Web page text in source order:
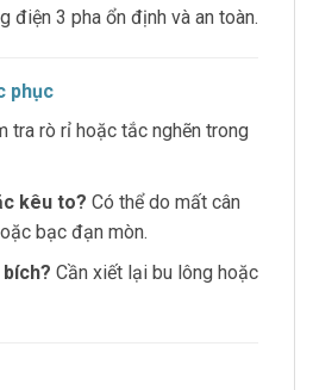
điện 3 pha ổn định và an toàn.
phục
tra rò rỉ hoặc tắc nghẽn trong
kêu to? Có thể do mất cân
bạc đạn mòn.
Cần xiết lại bu lông hoặc